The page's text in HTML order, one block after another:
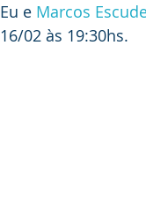
Eu e Marcos
16/02 às 19:30hs.